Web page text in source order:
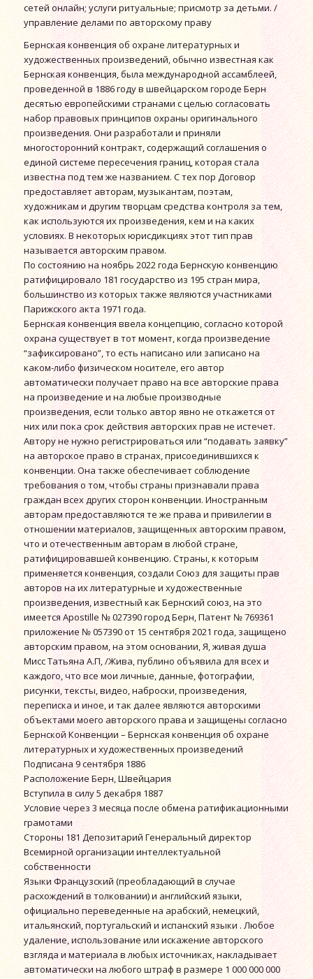
сетей онлайн; услуги ритуальные; присмотр за детьми. /
управление делами по авторскому праву
Бернская конвенция об охране литературных и
художественных произведений, обычно известная как
Бернская конвенция, была международной ассамблеей,
проведенной в 1886 году в швейцарском городе Берн
десятью европейскими странами с целью согласовать
набор правовых принципов охраны оригинального
произведения. Они разработали и приняли
многосторонний контракт, содержащий соглашения о
единой системе пересечения границ, которая стала
известна под тем же названием. С тех пор Договор
предоставляет авторам, музыкантам, поэтам,
художникам и другим творцам средства контроля за тем,
как используются их произведения, кем и на каких
условиях. В некоторых юрисдикциях этот тип прав
называется авторским правом.
По состоянию на ноябрь 2022 года Бернскую конвенцию
ратифицировало 181 государство из 195 стран мира,
большинство из которых также являются участниками
Парижского акта 1971 года.
Бернская конвенция ввела концепцию, согласно которой
охрана существует в тот момент, когда произведение
“зафиксировано”, то есть написано или записано на
каком-либо физическом носителе, его автор
автоматически получает право на все авторские права
на произведение и на любые производные
произведения, если только автор явно не откажется от
них или пока срок действия авторских прав не истечет.
Автору не нужно регистрироваться или “подавать заявку”
на авторское право в странах, присоединившихся к
конвенции. Она также обеспечивает соблюдение
требования о том, чтобы страны признавали права
граждан всех других сторон конвенции. Иностранным
авторам предоставляются те же права и привилегии в
отношении материалов, защищенных авторским правом,
что и отечественным авторам в любой стране,
ратифицировавшей конвенцию. Страны, к которым
применяется конвенция, создали Союз для защиты прав
авторов на их литературные и художественные
произведения, известный как Бернский союз, на это
имеется Apostille № 027390 город Берн, Патент № 769361
приложение № 057390 от 15 сентября 2021 года, защищено
авторским правом, на этом основании, Я, живая душа
Мисс Татьяна А.П, /Жива, публино объявила для всех и
каждого, что все мои личные, данные, фотографии,
рисунки, тексты, видео, наброски, произведения,
переписка и иное, и так далее являются авторскими
объектами моего авторского права и защищены согласно
Бернской Конвенции – Бернская конвенция об охране
литературных и художественных произведений
Подписана 9 сентября 1886
Расположение Берн, Швейцария
Вступила в силу 5 декабря 1887
Условие через 3 месяца после обмена ратификационными
грамотами
Стороны 181 Депозитарий Генеральный директор
Всемирной организации интеллектуальной
собственности
Языки Французский (преобладающий в случае
расхождений в толковании) и английский языки,
официально переведенные на арабский, немецкий,
итальянский, португальский и испанский языки . Любое
удаление, использование или искажение авторского
взгляда и материала в любых источниках, накладывает
автоматически на любого штраф в размере 1 000 000 000